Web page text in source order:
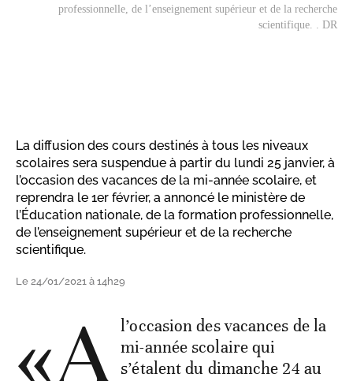
professionnelle, de l’enseignement supérieur et de la recherche
scientifique. . DR
La diffusion des cours destinés à tous les niveaux
scolaires sera suspendue à partir du lundi 25 janvier, à
l’occasion des vacances de la mi-année scolaire, et
reprendra le 1er février, a annoncé le ministère de
l’Éducation nationale, de la formation professionnelle,
de l’enseignement supérieur et de la recherche
scientifique.
Le 24/01/2021 à 14h29
«A l’occasion des vacances de la
mi-année scolaire qui
s’étalent du dimanche 24 au